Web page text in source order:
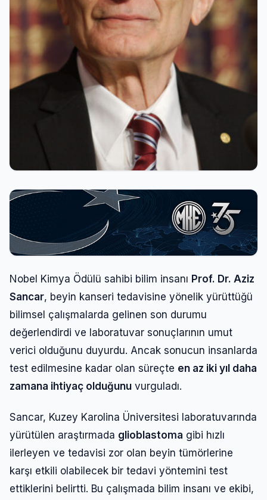
Nobel Kimya Ödülü sahibi bilim insanı Prof. Dr. Aziz
Sancar, beyin kanseri tedavisine yönelik yürüttüğü
bilimsel çalışmalarda gelinen son durumu
değerlendirdi ve laboratuvar sonuçlarının umut
verici olduğunu duyurdu. Ancak sonucun insanlarda
test edilmesine kadar olan süreçte en az iki yıl daha
zamana ihtiyaç olduğunu vurguladı.
Sancar, Kuzey Karolina Üniversitesi laboratuvarında
yürütülen araştırmada glioblastoma gibi hızlı
ilerleyen ve tedavisi zor olan beyin tümörlerine
karşı etkili olabilecek bir tedavi yöntemini test
ettiklerini belirtti. Bu çalışmada bilim insanı ve ekibi,